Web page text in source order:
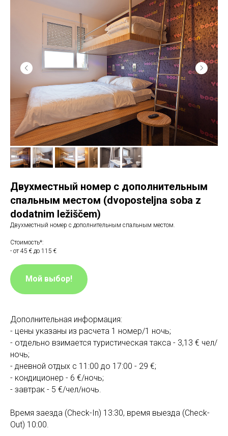
Двухместный номер с дополнительным
спальным местом (dvoposteljna soba z
dodatnim ležiščem)
Двухместный номер с дополнительным спальным местом.
Стоимость*:
- от 45 € до 115 €
Мой выбор!
Дополнительная информация:
- цены указаны из расчета 1 номер/1 ночь;
- отдельно взимается туристическая такса - 3,13 € чел/
ночь;
- дневной отдых с 11:00 до 17:00 - 29 €;
- кондиционер - 6 €/ночь;
- завтрак - 5 €/чел/ночь.
Время заезда (Check-In) 13:30, время выезда (Check-
Out) 10:00.